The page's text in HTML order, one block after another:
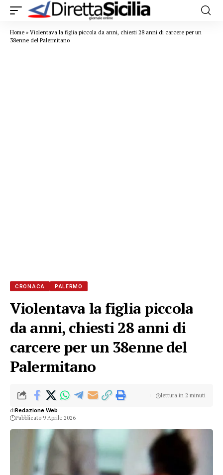
Home » Violentava la figlia piccola da anni, chiesti 28 anni di carcere per un
38enne del Palermitano
CRONACA PALERMO
Violentava la figlia piccola
da anni, chiesti 28 anni di
carcere per un 38enne del
Palermitano
diRedazione Web
Pubblicato 9 Aprile 2026
lettura in 2 minuti